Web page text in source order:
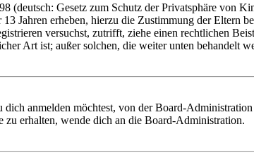
(deutsch: Gesetz zum Schutz der Privatsphäre von
Jahren erheben, hierzu die Zustimmung der Eltern
versuchst, zutrifft, ziehe einen rechtlichen
Art ist; außer solchen, die weiter unten behandelt
anmelden möchtest, von der Board-
erhalten, wende dich an die Board-Administration.